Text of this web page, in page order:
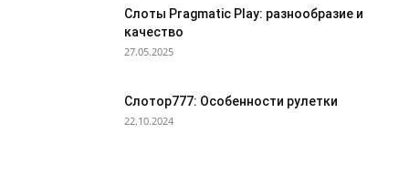
Слоты Pragmatic Play: разнообразие и
качество
27.05.2025
Слотор777: Особенности рулетки
22.10.2024